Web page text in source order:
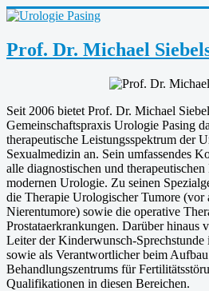
Prof. Dr. Michael
Seit 2006 bietet Prof. Dr. Michael
Gemeinschaftspraxis Urologie Pasing
therapeutische Leistungsspektrum der
Sexualmedizin an. Sein umfassendes
alle diagnostischen und
modernen Urologie. Zu seinen
die Therapie Urologischer Tumore (vor
Nierentumore) sowie die operative
Prostataerkrankungen. Darüber hinaus
Leiter der Kinderwunsch-
sowie als Verantwortlicher beim
Behandlungszentrums für
Qualifikationen in diesen Bereichen.